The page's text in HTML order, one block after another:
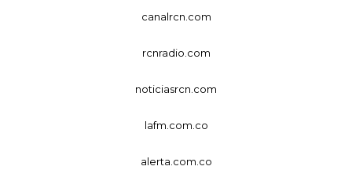
canalrcn.com
rcnradio.com
noticiasrcn.com
lafm.com.co
alerta.com.co